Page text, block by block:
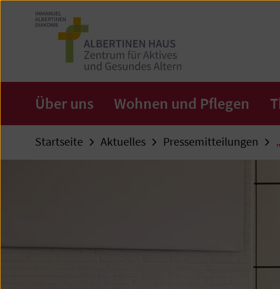
Zum
Seiteninhalt
Über uns Wohnen und Pflegen
Startseite Aktuelles Pressemitteilungen